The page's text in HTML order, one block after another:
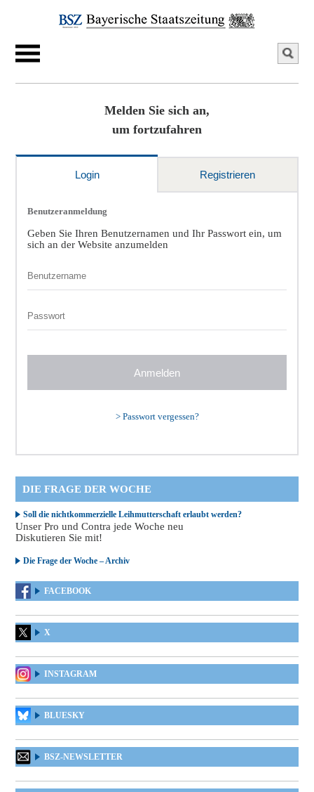
Melden Sie sich an,
um fortzufahren
Login Registrieren
Benutzeranmeldung
Geben Sie Ihren Benutzernamen und Ihr Passwort ein, um
sich an der Website anzumelden
> Passwort vergessen?
DIE FRAGE DER WOCHE
Soll die nichtkommerzielle Leihmutterschaft erlaubt werden?
Unser Pro und Contra jede Woche neu
Diskutieren Sie mit!
Die Frage der Woche – Archiv
FACEBOOK
X
INSTAGRAM
BLUESKY
BSZ-NEWSLETTER